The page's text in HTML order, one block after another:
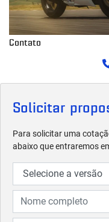
Solicitar
Para solicitar uma
abaixo que entraremos
Contato